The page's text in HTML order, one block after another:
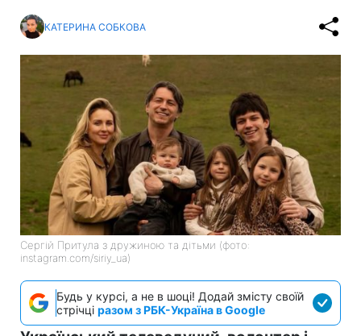
КАТЕРИНА СОБКОВА
Сергій Притула з дружиною та дітьми (фото:
instagram.com/siriy_ua)
Будь у курсі, а не в шоці! Додай змісту своїй
стрічці разом з РБК-Україна в Google